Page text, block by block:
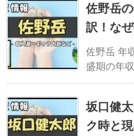
佐野岳
訳！な
佐野岳 年
盛期の年
坂口健
ク時と